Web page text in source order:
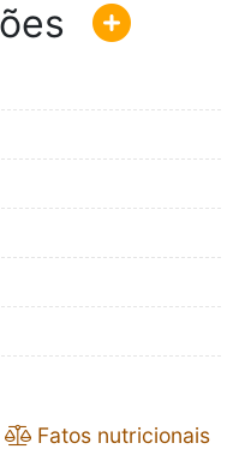
Fatos nutricionais